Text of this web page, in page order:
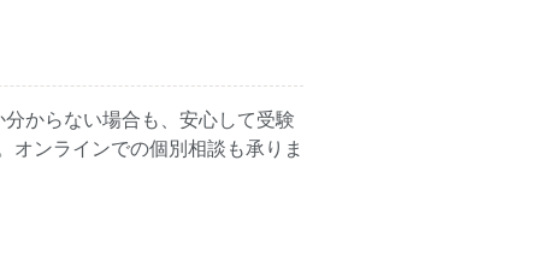
からない場合も、安心して受験
オンラインでの個別相談も承りま